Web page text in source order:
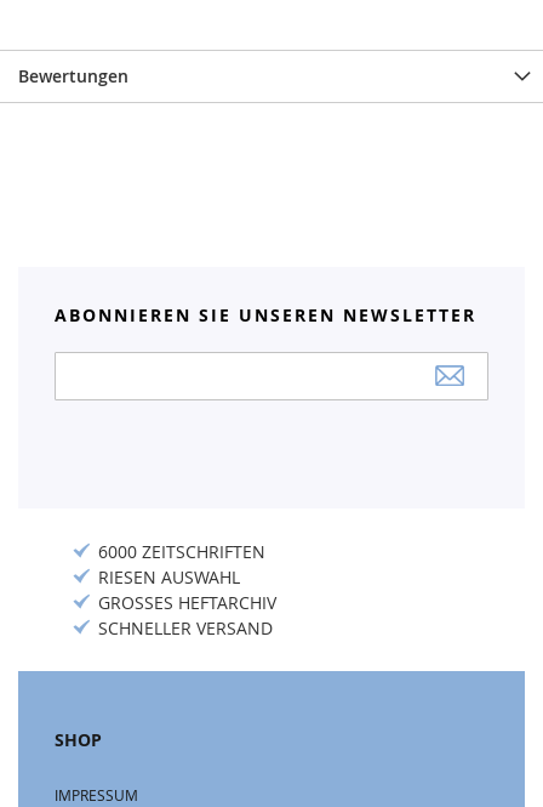
Bewertungen
ABONNIEREN SIE UNSEREN NEWSLETTER
Newsletter:
6000 ZEITSCHRIFTEN
RIESEN AUSWAHL
GROSSES HEFTARCHIV
SCHNELLER VERSAND
SHOP
IMPRESSUM